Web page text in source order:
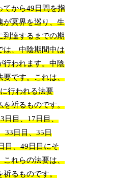
てから49日間を指
が冥界を巡り、生
到達するまでの期
は、中陰期間中は
行われます。中陰
要です。これは、
行われる法要
を祈るものです。
日目、17日目、
33日目、35日
目、49日目にそ
これらの法要は、
祈るものです。